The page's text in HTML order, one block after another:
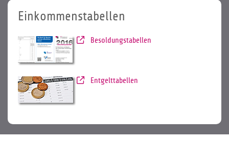
Einkommenstabellen
Besoldungstabellen
Entgelttabellen